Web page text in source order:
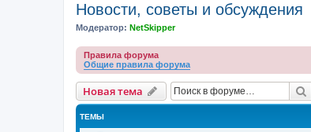
Новости, советы и обсуждения
Модератор: NetSkipper
Правила форума
Общие правила форума
Новая тема
Новаятема
ТЕМЫ